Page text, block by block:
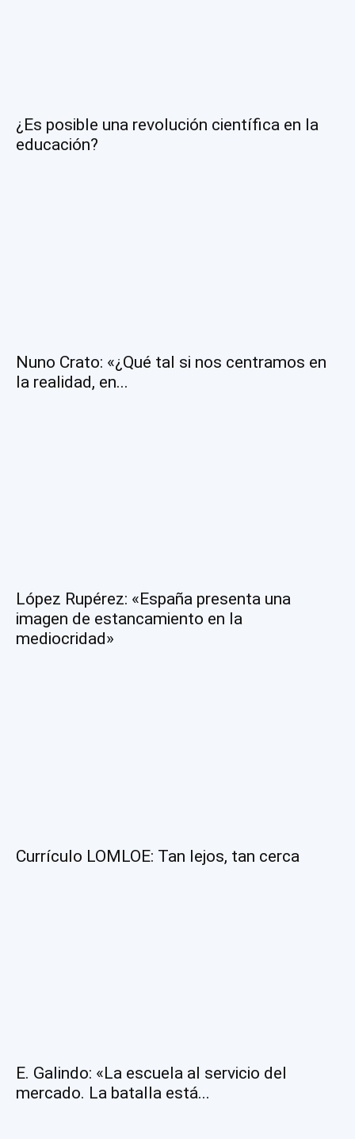
¿Es posible una revolución científica en la
educación?
Nuno Crato: «¿Qué tal si nos centramos en
la realidad, en...
López Rupérez: «España presenta una
imagen de estancamiento en la
mediocridad»
Currículo LOMLOE: Tan lejos, tan cerca
E. Galindo: «La escuela al servicio del
mercado. La batalla está...